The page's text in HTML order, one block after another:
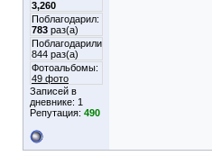
3,260
Поблагодарил:
783 раз(а)
Поблагодарили
844 раз(а)
Фотоальбомы:
49 фото
Записей в
дневнике: 1
Репутация: 490